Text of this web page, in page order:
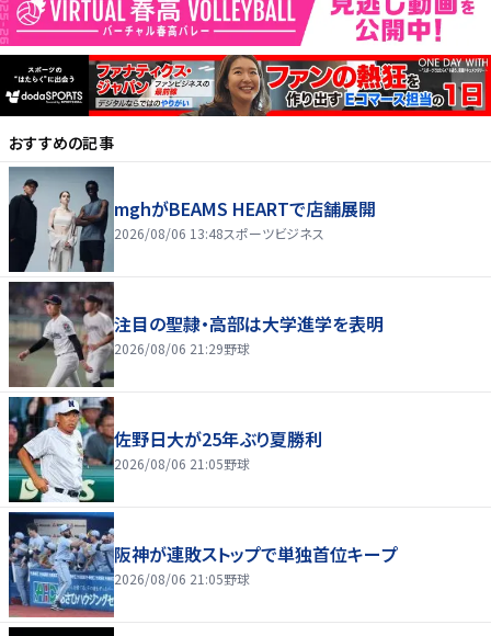
おすすめの記事
mghがBEAMS HEARTで店舗展開
2026/08/06 13:48スポーツビジネス
注目の聖隷・高部は大学進学を表明
2026/08/06 21:29野球
佐野日大が25年ぶり夏勝利
2026/08/06 21:05野球
阪神が連敗ストップで単独首位キープ
2026/08/06 21:05野球